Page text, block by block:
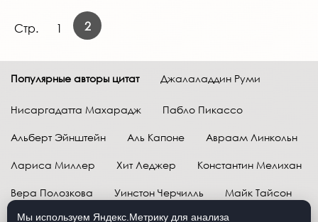
Стр. 1 2
Популярные авторы цитат Джалаладдин Руми
Нисаргадатта Махарадж Пабло Пикассо
Альберт Эйнштейн Аль Капоне Авраам Линкольн
Лариса Миллер Хит Леджер Константин Мелихан
Вера Полозкова Уинстон Черчилль Майк Тайсон
Мы используем Яндекс.Метрику для анализа